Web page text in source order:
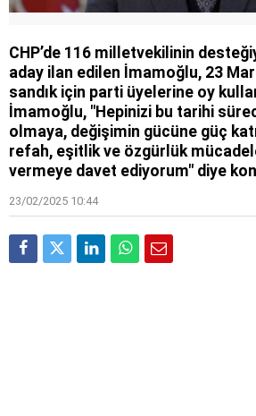
CHP’de 116 milletvekilinin
aday ilan edilen İmamoğlu, 23
sandık için parti üyelerine oy
İmamoğlu, "Hepinizi bu tarihi
olmaya, değişimin gücüne güç
refah, eşitlik ve özgürlük
vermeye davet ediyorum" diye
23/02/2025 10:44